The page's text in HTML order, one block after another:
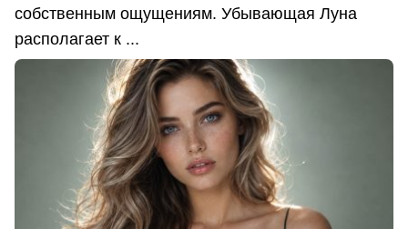
собственным ощущениям. Убывающая Луна
располагает к ...